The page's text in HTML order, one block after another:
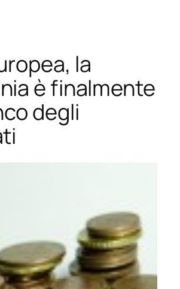
la
è finalmente
degli